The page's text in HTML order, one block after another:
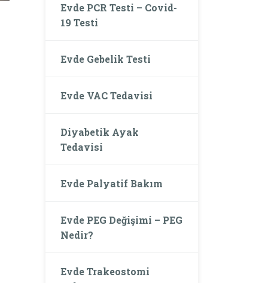
Evde PCR Testi – Covid-
19 Testi
Evde Gebelik Testi
Evde VAC Tedavisi
Diyabetik Ayak
Tedavisi
Evde Palyatif Bakım
Evde PEG Değişimi – PEG
Nedir?
Evde Trakeostomi